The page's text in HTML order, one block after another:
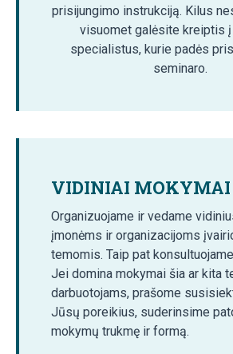
prisijungimo instrukciją. Kilus
visuomet galėsite kreiptis
specialistus, kurie padės
seminaro.
VIDINIAI MOKYMAI
Organizuojame ir vedame
įmonėms ir organizacijoms
temomis. Taip pat
Jei domina mokymai šia ar kita
darbuotojams, prašome
Jūsų poreikius, suderinsime
mokymų trukmę ir formą.